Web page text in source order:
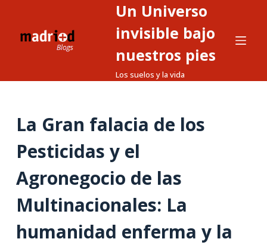
Un Universo
invisible bajo
nuestros pies
Los suelos y la vida
La Gran falacia de los
Pesticidas y el
Agronegocio de las
Multinacionales: La
humanidad enferma y la